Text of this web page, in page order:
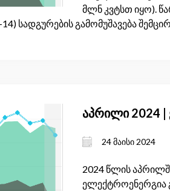
მლნ კვტსთ იყო).
სადგურების გამომუშავება
აპრილი 2024 |
24 მაისი 2024
2024 წლის
ელექტროენერგია